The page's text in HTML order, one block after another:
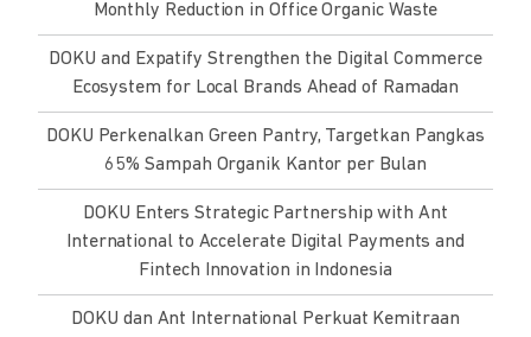
Monthly Reduction in Office Organic Waste
DOKU and Expatify Strengthen the Digital Commerce
Ecosystem for Local Brands Ahead of Ramadan
DOKU Perkenalkan Green Pantry, Targetkan Pangkas
65% Sampah Organik Kantor per Bulan
DOKU Enters Strategic Partnership with Ant
International to Accelerate Digital Payments and
Fintech Innovation in Indonesia
DOKU dan Ant International Perkuat Kemitraan